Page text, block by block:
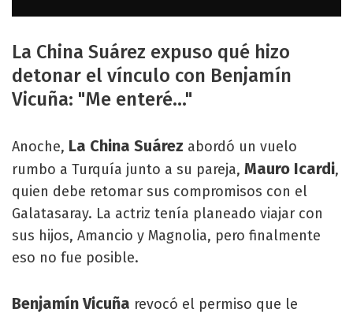
La China Suárez expuso qué hizo
detonar el vínculo con Benjamín
Vicuña: "Me enteré..."
Anoche, La China Suárez abordó un vuelo
rumbo a Turquía junto a su pareja, Mauro Icardi,
quien debe retomar sus compromisos con el
Galatasaray. La actriz tenía planeado viajar con
sus hijos, Amancio y Magnolia, pero finalmente
eso no fue posible.
Benjamín Vicuña revocó el permiso que le